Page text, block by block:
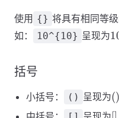
使用 {} 将具有相同等
如：
10^{10} 呈现为1
括号
小括号： () 呈现为()
()
[]